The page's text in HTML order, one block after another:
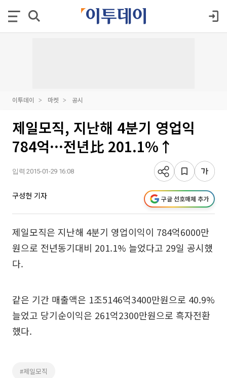
이투데이 마켓 공시
제일모직, 지난해 4분기 영업익
784억···전년比 201.1%↑
입력 2015-01-29 16:08
구성헌 기자 구글 선호매체 추가
제일모직은 지난해 4분기 영업이익이 784억6000만
원으로 전년동기대비 201.1% 늘었다고 29일 공시했
다.
같은 기간 매출액은 1조5146억3400만원으로 40.9%
늘었고 당기순이익은 261억2300만원으로 흑자전환
했다.
#제일모직